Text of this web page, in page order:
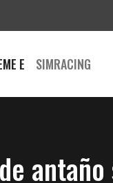
E SIMRACING
antaño